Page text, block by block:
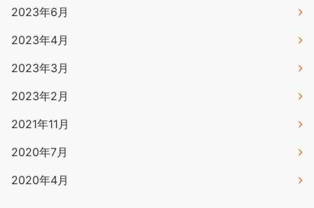
2023年6月
2023年4月
2023年3月
2023年2月
2021年11月
2020年7月
2020年4月